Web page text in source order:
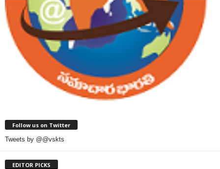
Follow us on Twitter
Tweets by @@vskts
EDITOR PICKS